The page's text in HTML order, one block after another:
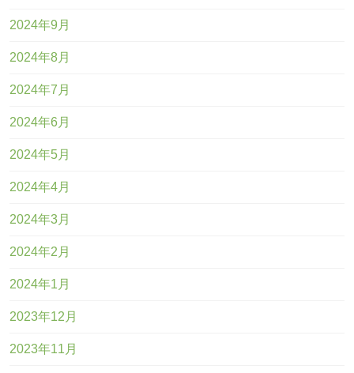
2024年9月
2024年8月
2024年7月
2024年6月
2024年5月
2024年4月
2024年3月
2024年2月
2024年1月
2023年12月
2023年11月